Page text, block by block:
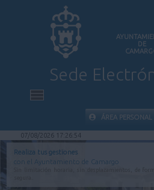
DE
Sede
INICIO
INFORMACIÓN
CARPETA
ÁREA PERSONAL
07/08/2026 17:26:54
Realiza tus gestiones
con el Ayuntamiento de Camargo